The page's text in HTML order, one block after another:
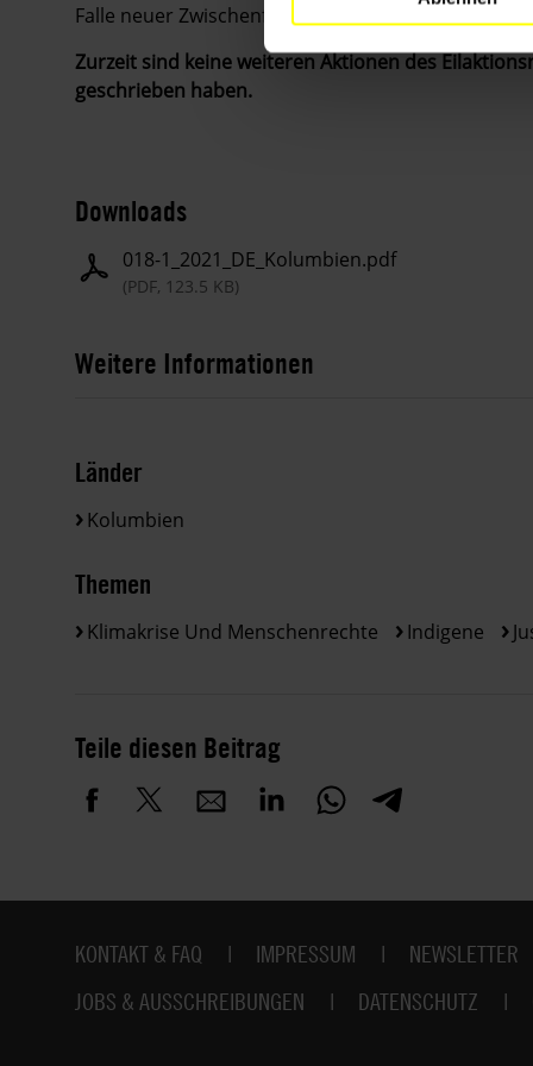
Falle neuer Zwischenfälle erneut aktiv werden.
Zurzeit sind keine weiteren Aktionen des
geschrieben haben.
Downloads
018-1_2021_DE_Kolumbien.pdf
(PDF, 123.5 KB)
Weitere Informationen
Länder
Kolumbien
Themen
Klimakrise Und Menschenrechte Indigene
Teile diesen Beitrag
Fußbereich
KONTAKT & FAQ IMPRESSUM NEWSLETTER
JOBS & AUSSCHREIBUNGEN
DATENSCHUTZ